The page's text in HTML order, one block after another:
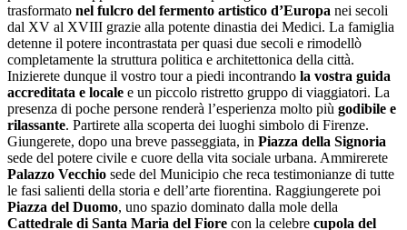
trasformato nel fulcro del fermento artistico d’Europa nei secoli
dal XV al XVIII grazie alla potente dinastia dei Medici. La famiglia
detenne il potere incontrastata per quasi due secoli e rimodellò
completamente la struttura politica e architettonica della città.
Inizierete dunque il vostro tour a piedi incontrando la vostra guida
accreditata e locale e un piccolo ristretto gruppo di viaggiatori. La
presenza di poche persone renderà l’esperienza molto più godibile e
rilassante. Partirete alla scoperta dei luoghi simbolo di Firenze.
Giungerete, dopo una breve passeggiata, in Piazza della Signoria
sede del potere civile e cuore della vita sociale urbana. Ammirerete
Palazzo Vecchio sede del Municipio che reca testimonianze di tutte
le fasi salienti della storia e dell’arte fiorentina. Raggiungerete poi
Piazza del Duomo, uno spazio dominato dalla mole della
Cattedrale di Santa Maria del Fiore con la celebre cupola del